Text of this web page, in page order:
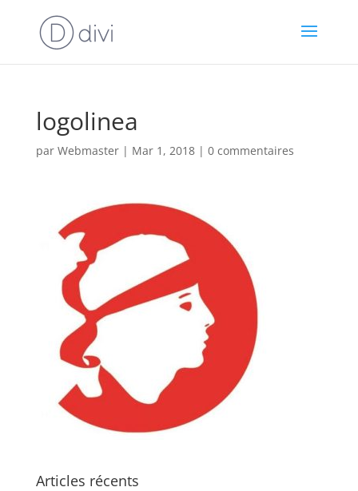
logolinea
par Webmaster| Mar 1, 2018| 0 commentaires
Articles récents